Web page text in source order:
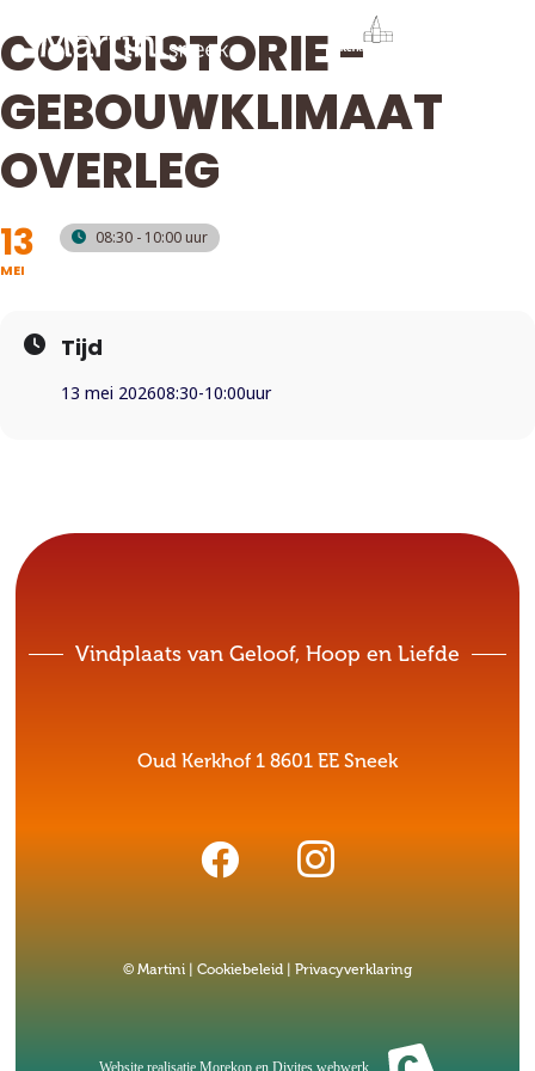
CONSISTORIE -
GEBOUWKLIMAAT
OVERLEG
13
MEI
08:30 - 10:00
Tijd
13 mei 202608:30-10:00
Vindplaats van Geloof, Hoop en Liefde
Oud Kerkhof 1 8601 EE Sneek
© Martini | Cookiebeleid Privacyverklaring